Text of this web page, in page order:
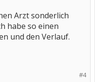
Arzt sonderlich
habe so einen
und den Verlauf.
#4